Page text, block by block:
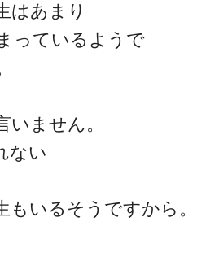
はあまり
っているようで
いません。
ない
もいるそうですから。